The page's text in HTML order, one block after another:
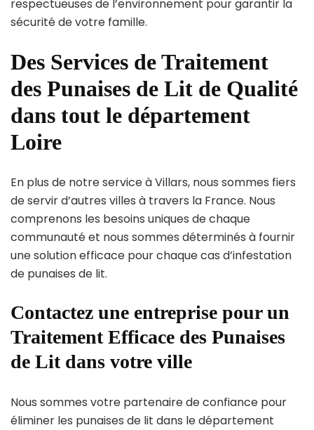
respectueuses de l’environnement pour garantir la
sécurité de votre famille.
Des Services de Traitement
des Punaises de Lit de Qualité
dans tout le département
Loire
En plus de notre service à Villars, nous sommes fiers
de servir d’autres villes à travers la France. Nous
comprenons les besoins uniques de chaque
communauté et nous sommes déterminés à fournir
une solution efficace pour chaque cas d’infestation
de punaises de lit.
Contactez une entreprise pour un
Traitement Efficace des Punaises
de Lit dans votre ville
Nous sommes votre partenaire de confiance pour
éliminer les punaises de lit dans le département